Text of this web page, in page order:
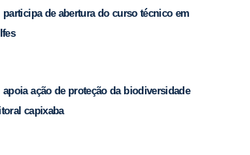
participa de abertura do curso técnico em
apoia ação de proteção da biodiversidade
capixaba